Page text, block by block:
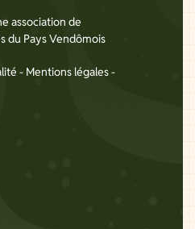
association de
du Pays Vendômois
- Mentions légales-